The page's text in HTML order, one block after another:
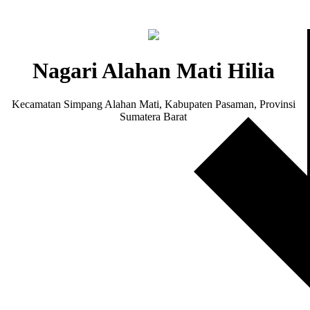
Nagari Alahan Mati Hilia
Kecamatan Simpang Alahan Mati, Kabupaten Pasaman, Provinsi
Sumatera Barat